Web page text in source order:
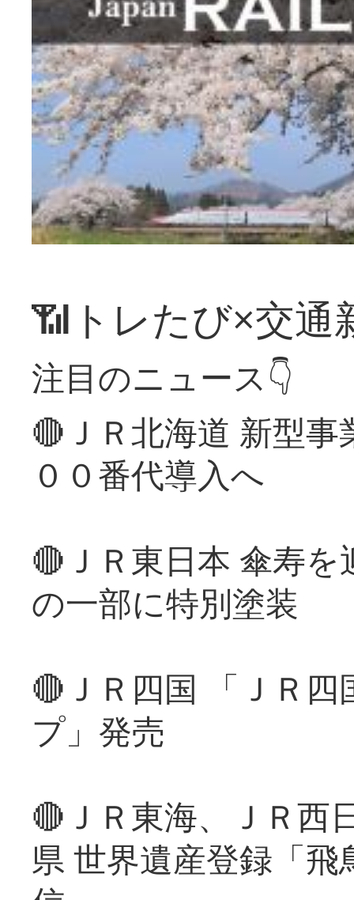
📶トレたび×交通
注目のニュース👇
🔴ＪＲ北海道 新型
００番代導入へ
🔴ＪＲ東日本 傘寿
の一部に特別塗装
🔴ＪＲ四国 「ＪＲ
プ」発売
🔴ＪＲ東海、ＪＲ西
県 世界遺産登録「